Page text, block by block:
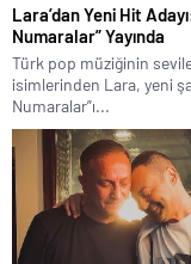
Lara’dan Yeni Hit
Numaralar” Yayında
Türk pop müziğinin
isimlerinden Lara, yeni
Numaralar”ı...